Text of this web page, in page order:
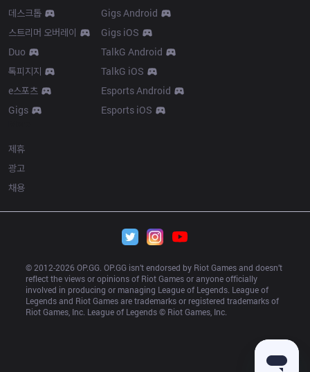
데스크톱
스트리머 오버레이
Duo
톡피지지
e스포츠
Gigs
Gigs Android
Gigs iOS
TalkG Android
TalkG iOS
Esports Android
Esports iOS
제휴
광고
채용
© 2012-2026 OP.GG. OP.GG isn’t endorsed by Riot Games and doesn’t
reflect the views or opinions of Riot Games or anyone officially
involved in producing or managing League of Legends. League of
Legends and Riot Games are trademarks or registered trademarks of
Riot Games, Inc. League of Legends © Riot Games, Inc.